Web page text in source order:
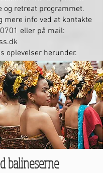
og retreat programmet.
mere info ved at kontakte
eller på mail:
oplevelser herunder​.
balineserne